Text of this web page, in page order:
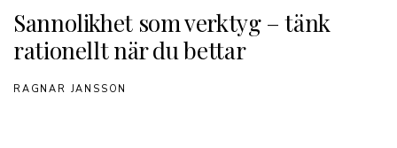
Sannolikhet som verktyg – tänk
rationellt när du bettar
RAGNAR JANSSON